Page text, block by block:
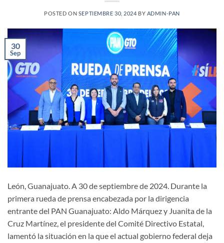
POSTED ON SEPTIEMBRE 30, 2024 BY ADMIN-PAN
30
Sep
León, Guanajuato. A 30 de septiembre de 2024. Durante la
primera rueda de prensa encabezada por la dirigencia
entrante del PAN Guanajuato: Aldo Márquez y Juanita de la
Cruz Martínez, el presidente del Comité Directivo Estatal,
lamentó la situación en la que el actual gobierno federal deja